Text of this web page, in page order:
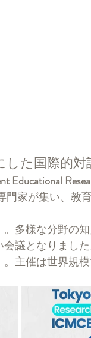
した国際的対
Educational
門家が集い、教
多様な分野の
議となりまし
主催は世界規